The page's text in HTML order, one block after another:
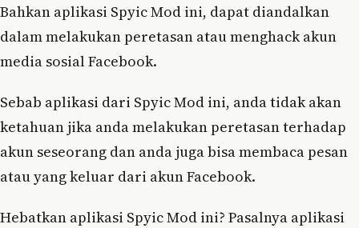
Bahkan aplikasi Spyic Mod ini, dapat diandalkan
dalam melakukan peretasan atau menghack akun
media sosial Facebook.
Sebab aplikasi dari Spyic Mod ini, anda tidak akan
ketahuan jika anda melakukan peretasan terhadap
akun seseorang dan anda juga bisa membaca pesan
atau yang keluar dari akun Facebook.
Hebatkan aplikasi Spyic Mod ini? Pasalnya aplikasi